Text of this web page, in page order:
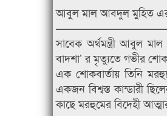
আবুল মাল আবদুল মুহিত
সাবেক অর্থমন্ত্রী আবুল
বাদশা’ র মৃত্যুতে গভীর
এক শোকবার্তায় তিনি
একজন বিশ্বস্ত কান্ডারী
কাছে মরহুমের বিদেহী